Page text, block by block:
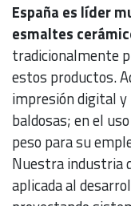
España es líder
esmaltes
tradicionalmente
estos productos.
impresión digital y
baldosas; en el
peso para su
Nuestra industria
aplicada al